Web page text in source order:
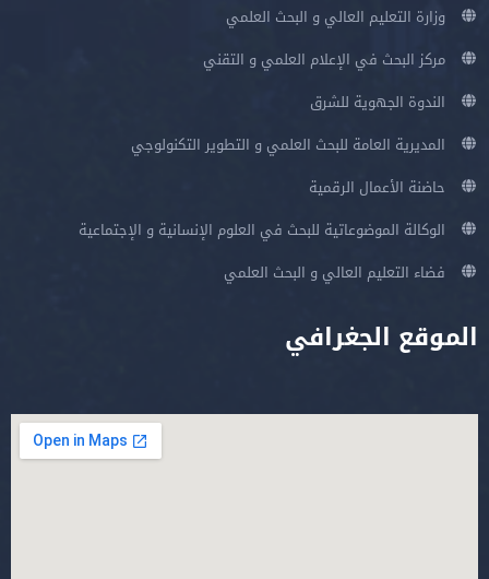
وزارة التعليم العالي و البحث العلمي
مركز البحث في الإعلام العلمي و التقني
الندوة الجهوية للشرق
المديرية العامة للبحث العلمي و التطوير التكنولوجي
حاضنة الأعمال الرقمية
الوكالة الموضوعاتية للبحث في العلوم الإنسانية و الإجتماعية
فضاء التعليم العالي و البحث العلمي
الموقع الجغرافي